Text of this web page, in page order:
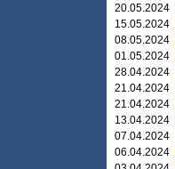
20.05.2024
15.05.2024
08.05.2024
01.05.2024
28.04.2024
21.04.2024
21.04.2024
13.04.2024
07.04.2024
06.04.2024